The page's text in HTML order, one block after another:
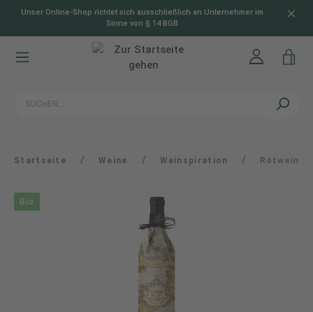
springen
Unser Online-Shop richtet sich ausschließlich an Unternehmer im
Sinne von § 14 BGB
Startseite / Weine / Weinspiration / Rotwein
Bio